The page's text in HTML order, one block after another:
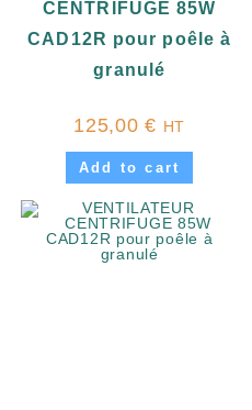
CENTRIFUGE 85W
CAD12R pour poêle à
granulé
125,00€ HT
Add to cart